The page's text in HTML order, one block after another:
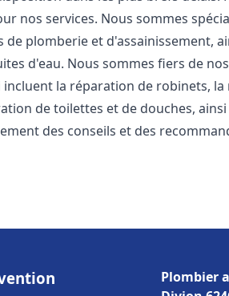
nos services. Nous sommes
de plomberie et d'assainissement,
d'eau. Nous sommes fiers de
incluent la réparation de robinets, la
de toilettes et de douches,
des conseils et des
Plombier